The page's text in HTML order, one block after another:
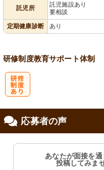
託児所
託児施設あり
要相談
定期健康診断
あり
研修制度教育サポート体制
応募者の声
あなたが面接を
投稿してみま